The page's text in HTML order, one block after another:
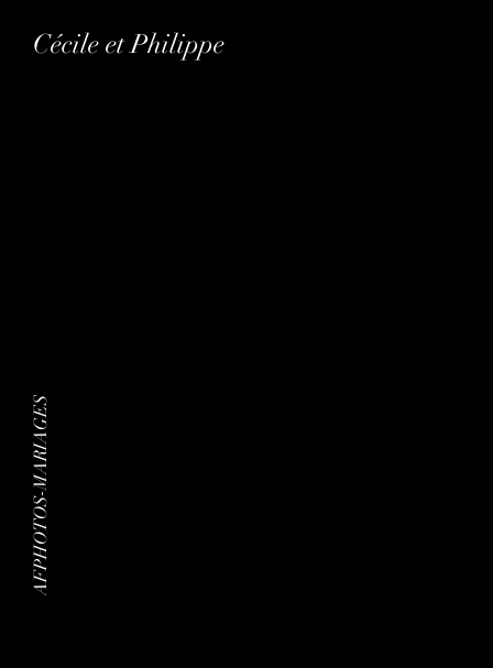
Cécile et Philippe
AFPHOTOS-MARIAGES